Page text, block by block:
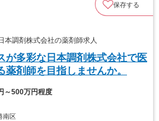
保存する
調剤株式会社の薬剤師求人
が多彩な日本調剤株式会社で医
剤師を目指しませんか。
～500万円程度
南区